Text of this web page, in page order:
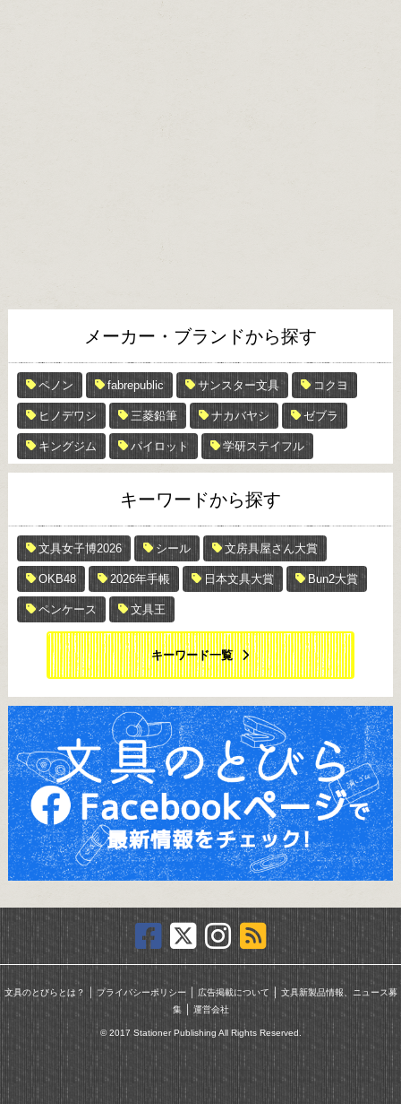
メーカー・ブランドから探す
ペノン fabrepublic サンスター文具 コクヨ
ヒノデワシ 三菱鉛筆 ナカバヤシ ゼブラ
キングジム パイロット 学研ステイフル
キーワードから探す
文具女子博2026 シール 文房具屋さん大賞
OKB48 2026年手帳 日本文具大賞 Bun2大賞
ペンケース 文具王
キーワード一覧
文具のとびらとは？ ｜ プライバシーポリシー｜ 広告掲載について ｜ 文具新製品情報、ニュース募
集｜ 運営会社
© 2017 Stationer Publishing All Rights Reserved.